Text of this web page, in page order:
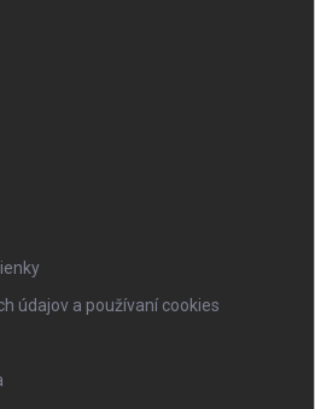
údajov a používaní cookies